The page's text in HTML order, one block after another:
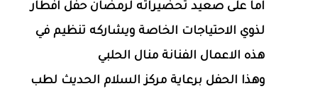
اما على صعيد تحضيراته لرمضان حفل افطار
لذوي الاحتياجات الخاصة ويشاركه تنظيم في
هذه الاعمال الفنانة منال الحلبي
وهذا الحفل برعاية مركز السلام الحديث لطب